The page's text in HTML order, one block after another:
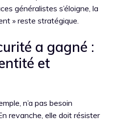
généralistes s’éloigne, la
» reste stratégique.
a gagné :
et
n’a pas besoin
revanche, elle doit résister